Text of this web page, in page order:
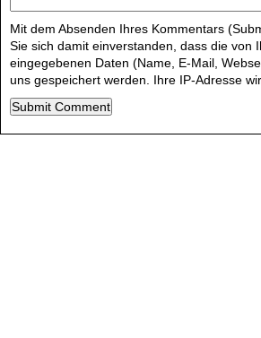
Mit dem Absenden Ihres Kommentars
Sie sich damit einverstanden, dass die von
eingegebenen Daten (Name, E-Mail,
uns gespeichert werden. Ihre IP-Adresse